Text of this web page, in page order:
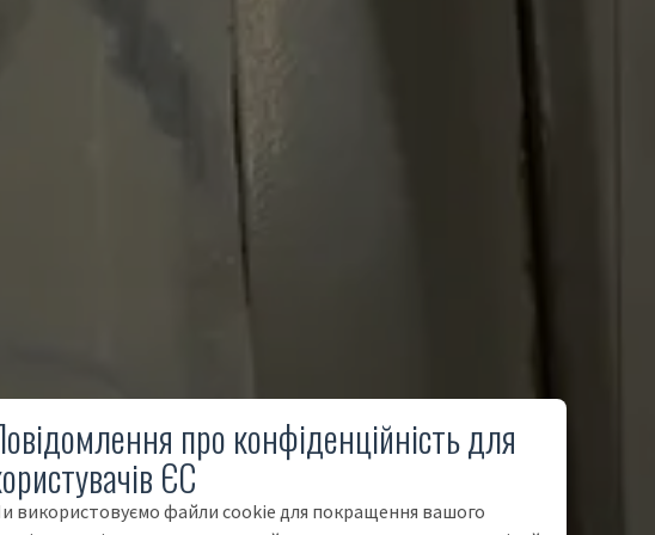
про конфіденційність для
ЄС
використовуємо файли cookie для покращення вашого